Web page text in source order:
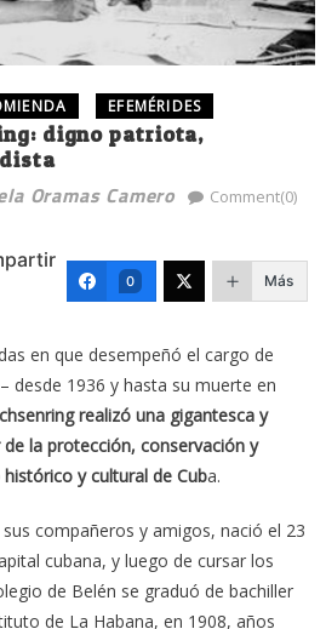
EFEMÉRIDES
digno patriota,
Oramas Camero Comment(0)
0 Más
en que desempeñó el cargo de
desde 1936 y hasta su muerte en
realizó una gigantesca y
la protección, conservación y
y cultural de Cuba.
compañeros y amigos, nació el 23
cubana, y luego de cursar los
de Belén se graduó de bachiller
de La Habana, en 1908, años